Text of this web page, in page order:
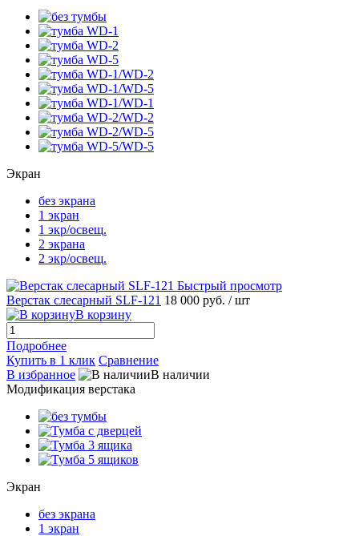
Экран
без экрана
1 экран
1 экр/освещ.
2 экрана
2 экр/освещ.
Быстрый просмотр
Верстак слесарный SLF-121 18 000 руб. / шт
В корзину
Подробнее
Купить в 1 клик Сравнение
В избранное
В наличии
Модификация верстака
Экран
без экрана
1 экран